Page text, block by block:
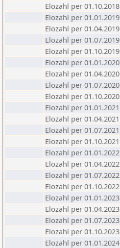
Elozahl per 01.10.2018
Elozahl per 01.01.2019
Elozahl per 01.04.2019
Elozahl per 01.07.2019
Elozahl per 01.10.2019
Elozahl per 01.01.2020
Elozahl per 01.04.2020
Elozahl per 01.07.2020
Elozahl per 01.10.2020
Elozahl per 01.01.2021
Elozahl per 01.04.2021
Elozahl per 01.07.2021
Elozahl per 01.10.2021
Elozahl per 01.01.2022
Elozahl per 01.04.2022
Elozahl per 01.07.2022
Elozahl per 01.10.2022
Elozahl per 01.01.2023
Elozahl per 01.04.2023
Elozahl per 01.07.2023
Elozahl per 01.10.2023
Elozahl per 01.01.2024